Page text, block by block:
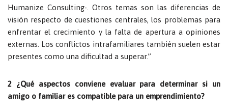
Humanize Consulting-. Otros temas son las diferencias de
visión respecto de cuestiones centrales, los problemas para
enfrentar el crecimiento y la falta de apertura a opiniones
externas. Los conflictos intrafamiliares también suelen estar
presentes como una dificultad a superar.”
2 ¿Qué aspectos conviene evaluar para determinar si un
amigo o familiar es compatible para un emprendimiento?